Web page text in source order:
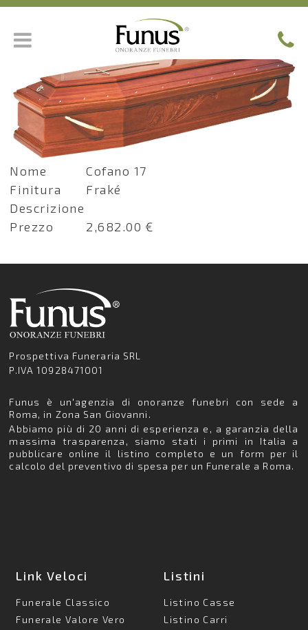
Nome
Cofano 17
Finitura
Fraké
Descrizione
Prezzo
2,682.00 €
Prospettiva Funeraria SRL
P.IVA 10928471001
Funus è un'agenzia di onoranze funebri con sede a
Roma, in Zona San Giovanni.
Abbiamo più di 20 anni di esperienza e, a garanzia della
massima trasparenza, siamo stati i primi in Italia a
pubblicare online il listino completo e un form per il
calcolo del preventivo di spesa per un Funerale a Roma.
Link Veloci
Funerale Classico
Funerale Valore Vero
Listini
Listino Casse
Listino Carri